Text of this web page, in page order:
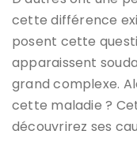
cette différence
posent cette
apparaissent
grand complexe.
cette maladie ?
découvrirez ses